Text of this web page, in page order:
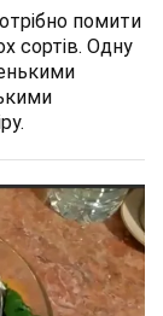
помити
сортів. Одну